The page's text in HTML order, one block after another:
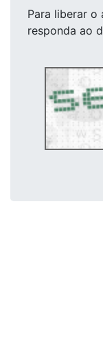
Para liberar o
responda ao